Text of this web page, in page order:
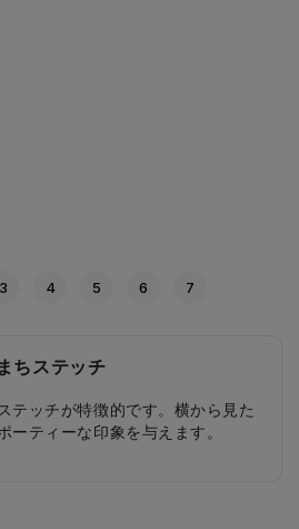
ちステッチ
テッチが特徴的です。横から見た
ーティーな印象を与えます。
ブセステッチ
ティーな縦の曲線ラインでクール
カラーの縁どりがアクセントにな
びょう
ンにぴったりのシンプルでスマー
のライトに強く反射して安全で
イピング
ッチと同じ色のパイピングで囲み
ときのアクセントになっていま
チαの背あて
的な凹凸が特徴のウェービータッ
スタイリッシュなデザインもポイ
ーの引き手
した厚みのある形状をしたスクエ
す。
前ポケット
ンがスポーティな雰囲気を醸し出
3 4 5 6 7